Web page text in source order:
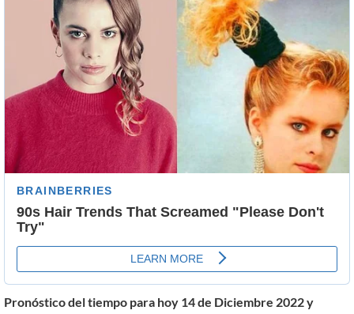
Pronóstico del tiempo para hoy 14 de Diciembre 2022 y